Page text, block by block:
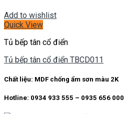
Add to wishlist
Quick View
Tủ bếp tân cổ điển
Tủ bếp tân cổ điển TBCD011
Chất liệu: MDF chống ẩm sơn màu 2K
Hotline: 0934 933 555 – 0935 656 000